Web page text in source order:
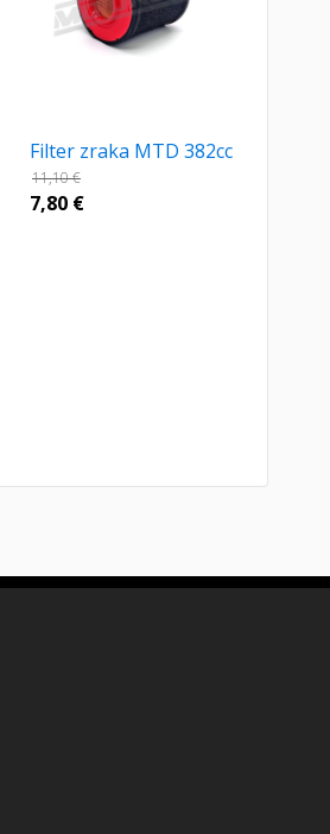
Filter zraka MTD 382cc
11,10€
7,80 €